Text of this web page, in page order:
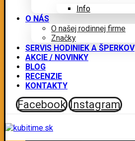
Info
O NÁS
O našej rodinnej firme
Značky
SERVIS HODINIEK A ŠPERKOV
AKCIE / NOVINKY
BLOG
RECENZIE
KONTAKTY
Facebook Instagram